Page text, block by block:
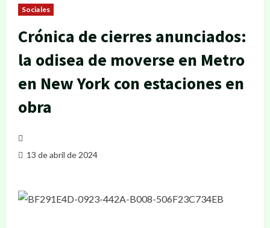
Sociales
Crónica de cierres anunciados:
la odisea de moverse en Metro
en New York con estaciones en
obra
13 de abril de 2024